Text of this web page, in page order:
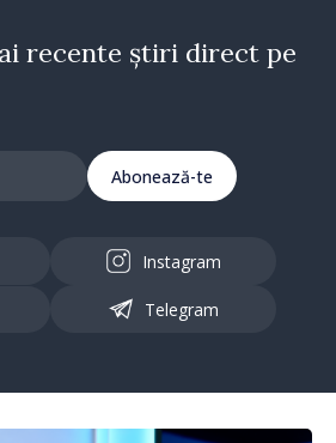
recente știri direct pe
Abonează-te
Instagram
Telegram